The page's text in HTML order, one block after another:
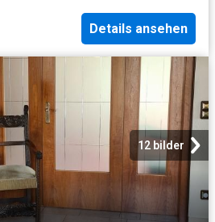
Details ansehen
12 bilder